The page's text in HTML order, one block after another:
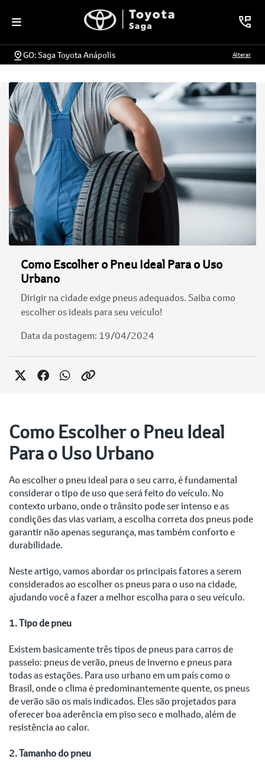
GO: Saga Toyota Anápolis Alterar
Como Escolher o Pneu Ideal Para o Uso
Urbano
Dirigir na cidade exige pneus adequados. Saiba como
escolher os ideais para seu veículo!
Data da postagem: 19/04/2024
Como Escolher o Pneu Ideal
Para o Uso Urbano
Ao escolher o pneu ideal para o seu carro, é fundamental
considerar o tipo de uso que será feito do veículo. No
contexto urbano, onde o trânsito pode ser intenso e as
condições das vias variam, a escolha correta dos pneus pode
garantir não apenas segurança, mas também conforto e
durabilidade.
Neste artigo, vamos abordar os principais fatores a serem
considerados ao escolher os pneus para o uso na cidade,
ajudando você a fazer a melhor escolha para o seu veículo.
1. Tipo de pneu
Existem basicamente três tipos de pneus para carros de
passeio: pneus de verão, pneus de inverno e pneus para
todas as estações. Para uso urbano em um país como o
Brasil, onde o clima é predominantemente quente, os pneus
de verão são os mais indicados. Eles são projetados para
oferecer boa aderência em piso seco e molhado, além de
resistência ao calor.
2. Tamanho do pneu